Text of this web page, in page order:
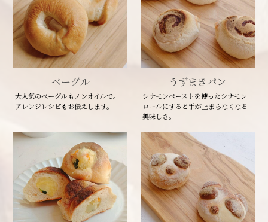
ベーグル
大人気のベーグルもノンオイルで。
アレンジレシピもお伝えします。
うずまきパン
シナモンペーストを使ったシナモン
ロールにすると手が止まらなくなる
美味しさ。